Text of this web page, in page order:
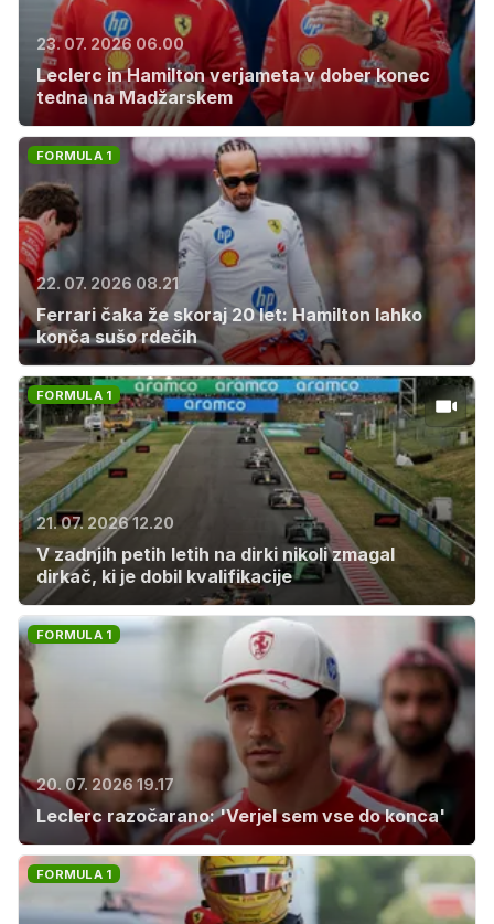
23. 07. 2026 06.00
Leclerc in Hamilton verjameta v dober konec
tedna na Madžarskem
FORMULA 1
22. 07. 2026 08.21
Ferrari čaka že skoraj 20 let: Hamilton lahko
konča sušo rdečih
FORMULA 1
21. 07. 2026 12.20
V zadnjih petih letih na dirki nikoli zmagal
dirkač, ki je dobil kvalifikacije
FORMULA 1
20. 07. 2026 19.17
Leclerc razočarano: 'Verjel sem vse do konca'
FORMULA 1